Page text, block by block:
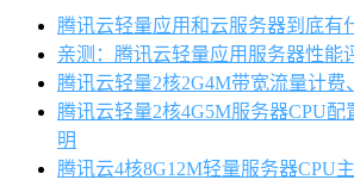
腾讯云轻量应用和云服务器到底有
亲测：腾讯云轻量应用服务器性能
腾讯云轻量2核2G4M带宽流量计费
腾讯云轻量2核4G5M服务器CPU
明
腾讯云4核8G12M轻量服务器CPU